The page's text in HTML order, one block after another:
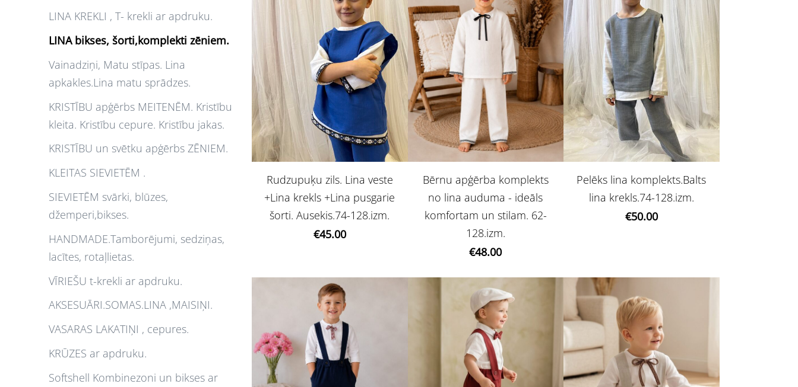
LINA KREKLI , T- krekli ar apdruku.
LINA bikses, šorti,komplekti zēniem.
Vainadziņi, Matu stīpas. Lina
apkakles.Lina matu sprādzes.
KRISTĪBU apģērbs MEITENĒM. Kristību
kleita. Kristību cepure. Kristību jakas.
KRISTĪBU un svētku apģērbs ZĒNIEM.
KLEITAS SIEVIETĒM .
SIEVIETĒM svārki, blūzes,
džemperi,bikses.
HANDMADE.Tamborējumi, sedziņas,
lacītes, rotaļlietas.
VĪRIEŠU t-krekli ar apdruku.
AKSESUĀRI.SOMAS.LINA ,MAISIŅI.
VASARAS LAKATIŅI , cepures.
KRŪZES ar apdruku.
Softshell Kombinezoni un bikses ar
Rudzupuķu zils. Lina veste
+Lina krekls +Lina pusgarie
šorti. Ausekis.74-128.izm.
€45.00
Bērnu apģērba komplekts
no lina auduma - ideāls
komfortam un stilam. 62-
128.izm.
€48.00
Pelēks lina komplekts.Balts
lina krekls.74-128.izm.
€50.00